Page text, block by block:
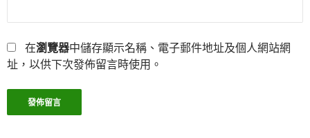
在瀏覽器中儲存顯示名稱、電子郵件地址及個人網站網
址，以供下次發佈留言時使用。